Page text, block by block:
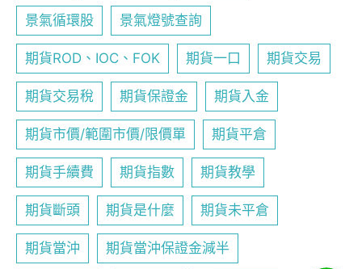
景氣循環股 景氣燈號查詢
期貨ROD、IOC、FOK 期貨一口 期貨交易
期貨交易稅 期貨保證金 期貨入金
期貨市價/範圍市價/限價單 期貨平倉
期貨手續費 期貨指數 期貨教學
期貨斷頭 期貨是什麼 期貨未平倉
期貨當沖 期貨當沖保證金減半